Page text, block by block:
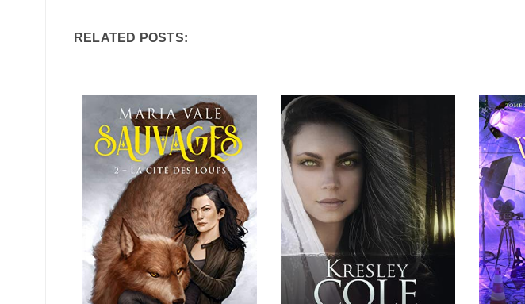
RELATED POSTS: